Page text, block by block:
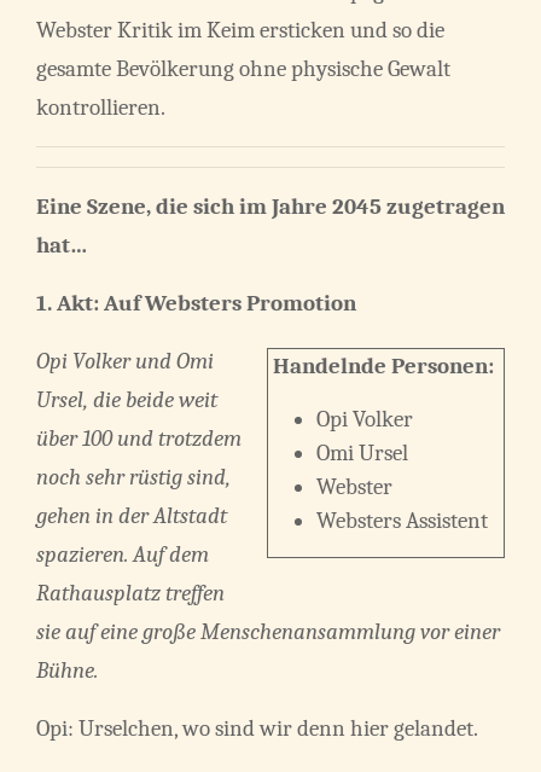
Webster Kritik im Keim ersticken und so die
gesamte Bevölkerung ohne physische Gewalt
kontrollieren.
Eine Szene, die sich im Jahre 2045 zugetragen
hat…
1. Akt: Auf Websters Promotion
Handelnde Personen:
Opi Volker
Omi Ursel
Webster
Websters Assistent
Opi Volker und Omi
Ursel, die beide weit
über 100 und trotzdem
noch sehr rüstig sind,
gehen in der Altstadt
spazieren. Auf dem
Rathausplatz treffen
sie auf eine große Menschenansammlung vor einer
Bühne.
Opi: Urselchen, wo sind wir denn hier gelandet.